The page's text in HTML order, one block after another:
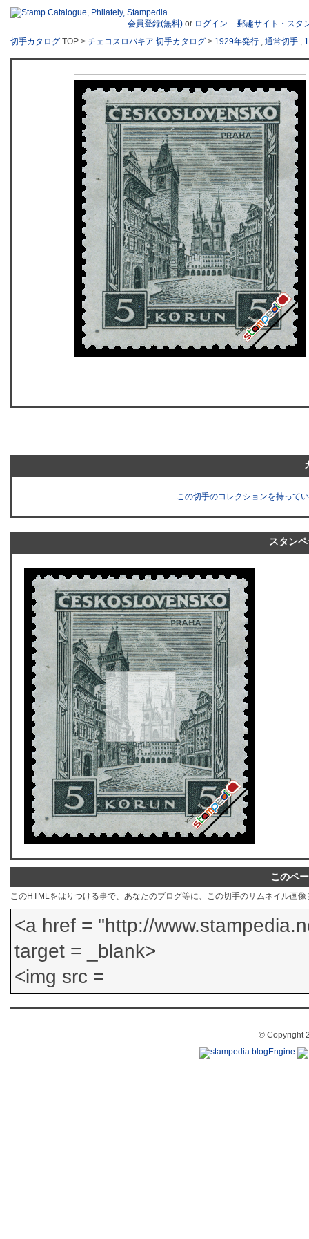
会員登録(無料) or ログイン -- 郵趣サイト・スタ
切手カタログ TOP > チェコスロバキア 切手カタログ > 1929年発行 , 通常切手 ,
この切手のコレクションを持って
スタン
このペ
このHTMLをはりつける事で、あなたのブログ等に、この切手のサムネイル画
© Copyright